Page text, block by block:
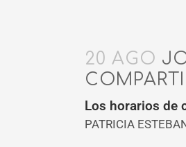
20 AGO
Los horarios de
PATRICIA